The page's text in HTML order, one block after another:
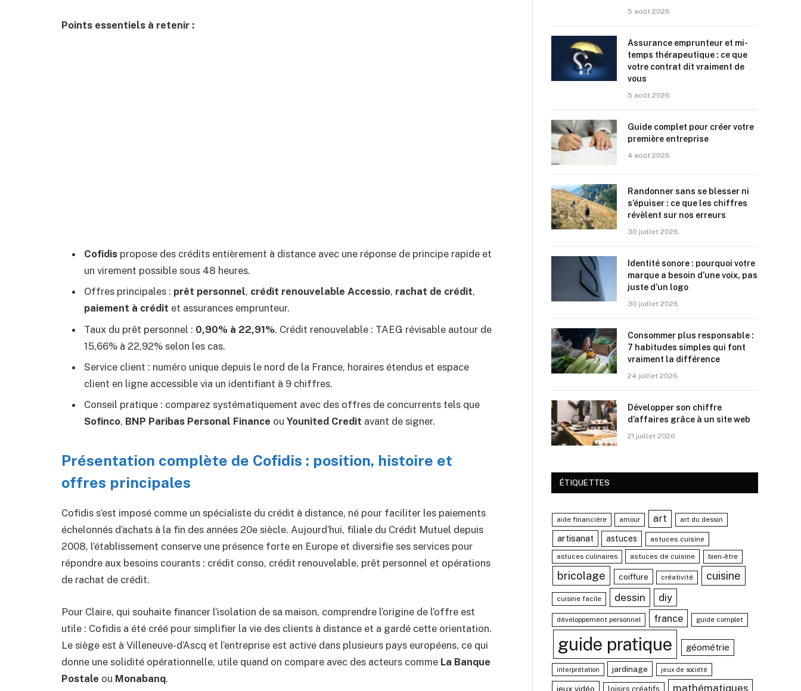
Points essentiels à retenir :
Cofidis propose des crédits entièrement à distance avec une réponse de principe rapide et
un virement possible sous 48 heures.
Offres principales : prêt personnel, crédit renouvelable Accessio, rachat de crédit,
paiement à crédit et assurances emprunteur.
Taux du prêt personnel : 0,90% à 22,91%. Crédit renouvelable : TAEG révisable autour de
15,66% à 22,92% selon les cas.
Service client : numéro unique depuis le nord de la France, horaires étendus et espace
client en ligne accessible via un identifiant à 9 chiffres.
Conseil pratique : comparez systématiquement avec des offres de concurrents tels que
Sofinco, BNP Paribas Personal Finance ou Younited Credit avant de signer.
Présentation complète de Cofidis : position, histoire et
offres principales
Cofidis s’est imposé comme un spécialiste du crédit à distance, né pour faciliter les paiements
échelonnés d’achats à la fin des années 20e siècle. Aujourd’hui, filiale du Crédit Mutuel depuis
2008, l’établissement conserve une présence forte en Europe et diversifie ses services pour
répondre aux besoins courants : crédit conso, crédit renouvelable, prêt personnel et opérations
de rachat de crédit.
Pour Claire, qui souhaite financer l’isolation de sa maison, comprendre l’origine de l’offre est
utile : Cofidis a été créé pour simplifier la vie des clients à distance et a gardé cette orientation.
Le siège est à Villeneuve-d’Ascq et l’entreprise est active dans plusieurs pays européens, ce qui
donne une solidité opérationnelle, utile quand on compare avec des acteurs comme La Banque
Postale ou Monabanq.
5 août 2026
Assurance emprunteur et mi-
temps thérapeutique : ce que
votre contrat dit vraiment de
vous
5 août 2026
Guide complet pour créer votre
première entreprise
4 août 2026
Randonner sans se blesser ni
s’épuiser : ce que les chiffres
révèlent sur nos erreurs
30 juillet 2026
Identité sonore : pourquoi votre
marque a besoin d’une voix, pas
juste d’un logo
30 juillet 2026
Consommer plus responsable :
7 habitudes simples qui font
vraiment la différence
24 juillet 2026
Développer son chiffre
d’affaires grâce à un site web
21 juillet 2026
ÉTIQUETTES
aide financière amour art art du dessin
artisanat astuces astuces cuisine
astuces culinaires astuces de cuisine bien-être
bricolage coiffure créativité cuisine
cuisine facile dessin diy
développement personnel france guide complet
guide pratique géométrie
interprétation jardinage jeux de société
jeux vidéo loisirs créatifs mathématiques